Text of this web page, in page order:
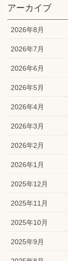
アーカイブ
2026年8月
2026年7月
2026年6月
2026年5月
2026年4月
2026年3月
2026年2月
2026年1月
2025年12月
2025年11月
2025年10月
2025年9月